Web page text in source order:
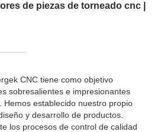
de piezas de torneado cnc |
CNC tiene como objetivo
sobresalientes e impresionantes
Hemos establecido nuestro propio
y desarrollo de productos.
los procesos de control de calidad